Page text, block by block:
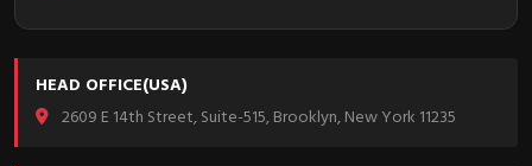
HEAD OFFICE(USA)
2609 E 14th Street, Suite-515, Brooklyn, New York 11235